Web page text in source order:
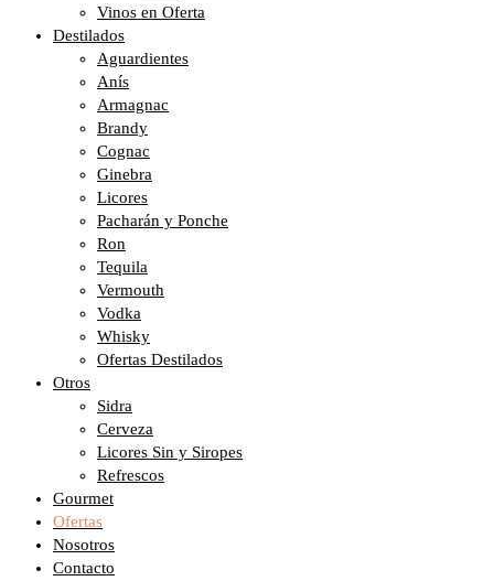
Vinos en Oferta
Destilados
Aguardientes
Anís
Armagnac
Brandy
Cognac
Ginebra
Licores
Pacharán y Ponche
Ron
Tequila
Vermouth
Vodka
Whisky
Ofertas Destilados
Otros
Sidra
Cerveza
Licores Sin y Siropes
Refrescos
Gourmet
Ofertas
Nosotros
Contacto